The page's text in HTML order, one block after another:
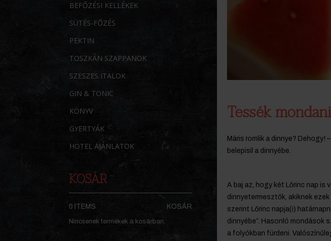
Tessék
Máris romlik a dinnye? Dehogy!
belepisil a dinnyébe.
A baj az, hogy két Lőrinc nap
dinnyetermesztők, akiknek
szerint Lőrinc napja(i)
dinnyébe”. Hasonló mondások
a folyókban fürdeni.
BEFŐZÉSI KELLÉKEK
SÜTÉS-FŐZÉS
PEKTIN
TOSZKÁN SZAPPANOK
SZESZES ITALOK
GIN & TONIC
KÖNYV
GYERTYÁK
HOTEL AJÁNLATOK
KOSÁR
0 ITEMS KOSÁR
Nincsenek termékek a kosárban.